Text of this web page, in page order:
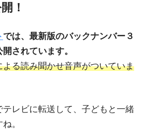
！
では、最新版のバックナンバー３
されています。
よる読み聞かせ音声がついていま
テレビに転送して、子どもと一緒
。